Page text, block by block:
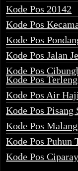
Kode Pos 20142
Kode Pos
Kode Pos
Kode Pos Jalan
Kode Pos
Kode Pos
Kode Pos Air Haji
Kode Pos Pisang
Kode Pos
Kode Pos
Kode Pos